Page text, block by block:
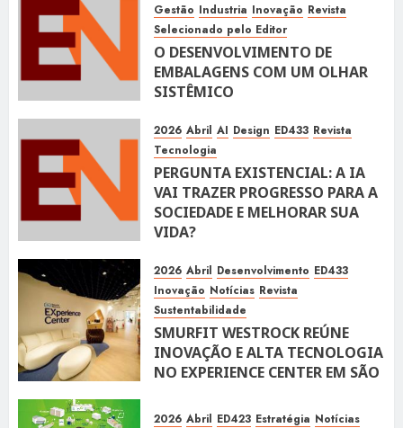
Gestão Industria Inovação Revista
Selecionado pelo Editor
O DESENVOLVIMENTO DE
EMBALAGENS COM UM OLHAR
SISTÊMICO
2026 Abril AI Design ED433 Revista
Tecnologia
PERGUNTA EXISTENCIAL: A IA
VAI TRAZER PROGRESSO PARA A
SOCIEDADE E MELHORAR SUA
VIDA?
2026 Abril Desenvolvimento ED433
Inovação Notícias Revista
Sustentabilidade
SMURFIT WESTROCK REÚNE
INOVAÇÃO E ALTA TECNOLOGIA
NO EXPERIENCE CENTER EM SÃO
10 DE ABRIL DE 2026 118
2026 Abril ED423 Estratégia Notícias